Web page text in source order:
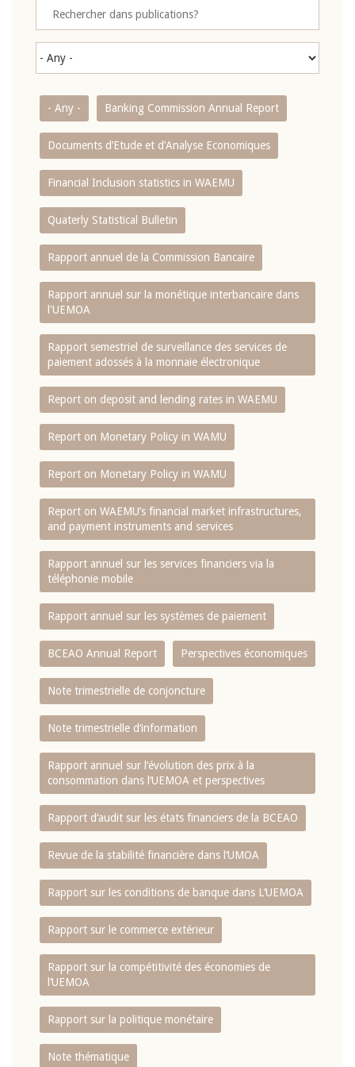
- Any - Banking Commission Annual Report
Documents d’Etude et d’Analyse Economiques
Financial Inclusion statistics in WAEMU
Quaterly Statistical Bulletin
Rapport annuel de la Commission Bancaire
Rapport annuel sur la monétique interbancaire dans
l'UEMOA
Rapport semestriel de surveillance des services de
paiement adossés à la monnaie électronique
Report on deposit and lending rates in WAEMU
Report on Monetary Policy in WAMU
Report on Monetary Policy in WAMU
Report on WAEMU’s financial market infrastructures,
and payment instruments and services
Rapport annuel sur les services financiers via la
téléphonie mobile
Rapport annuel sur les systèmes de paiement
BCEAO Annual Report Perspectives économiques
Note trimestrielle de conjoncture
Note trimestrielle d‘information
Rapport annuel sur l‘évolution des prix à la
consommation dans l‘UEMOA et perspectives
Rapport d‘audit sur les états financiers de la BCEAO
Revue de la stabilité financière dans l‘UMOA
Rapport sur les conditions de banque dans L‘UEMOA
Rapport sur le commerce extérieur
Rapport sur la compétitivité des économies de
l‘UEMOA
Rapport sur la politique monétaire
Note thématique